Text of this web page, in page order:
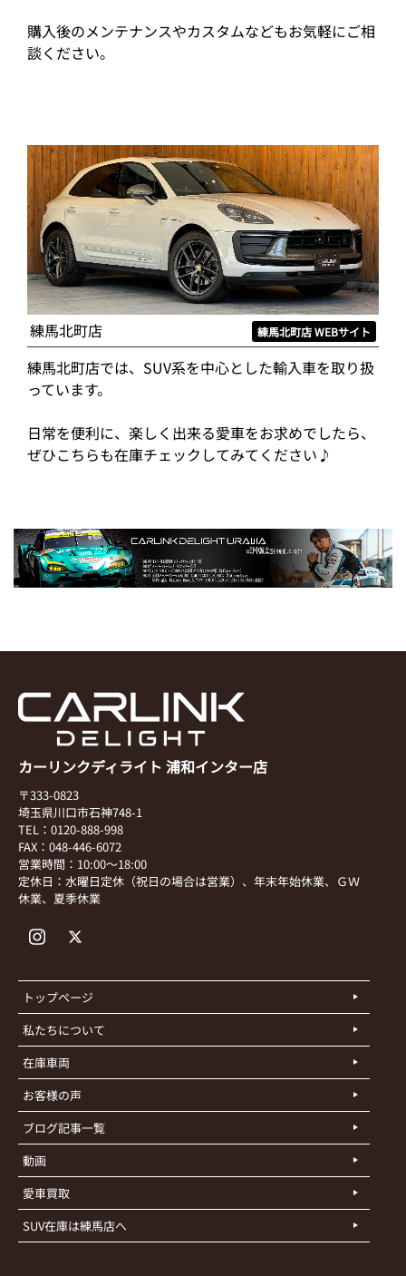
購入後のメンテナンスやカスタムなどもお気軽にご相
談ください。
練馬北町店 練馬北町店 WEBサイト
練馬北町店では、SUV系を中心とした輸入車を取り扱
っています。
日常を便利に、楽しく出来る愛車をお求めでしたら、
ぜひこちらも在庫チェックしてみてください♪
カーリンクディライト 浦和インター店
〒333-0823
埼玉県川口市石神748-1
TEL：0120-888-998
FAX：048-446-6072
営業時間：10:00～18:00
定休日：水曜日定休（祝日の場合は営業）、年末年始休業、ＧＷ
休業、夏季休業
トップページ
私たちについて
在庫車両
お客様の声
ブログ記事一覧
動画
愛車買取
SUV在庫は練馬店へ